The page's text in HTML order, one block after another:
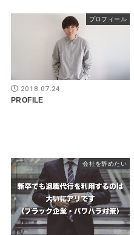
プロフィール
2018.07.24
PROFILE
会社を辞めたい